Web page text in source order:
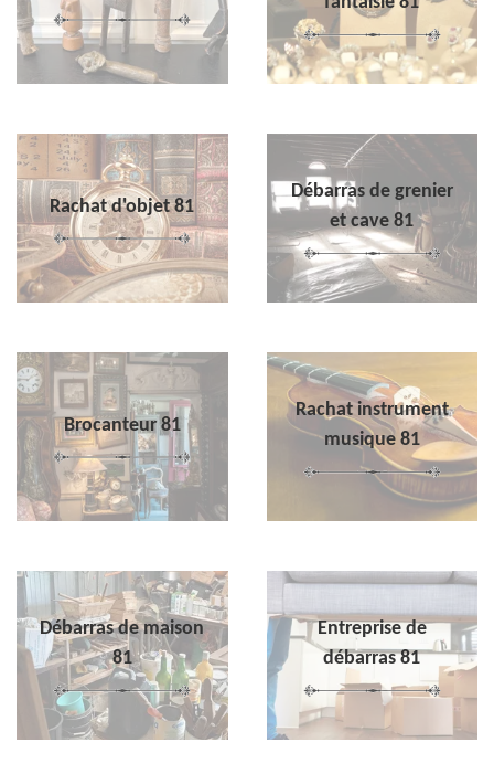
Rachat d'objet 81
Débarras de grenier
et cave 81
Brocanteur 81
Rachat instrument
musique 81
Débarras de maison
81
Entreprise de
débarras 81